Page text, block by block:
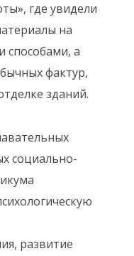
где увидели
на
способами, а
фактур,
зданий.
социально-
развитие